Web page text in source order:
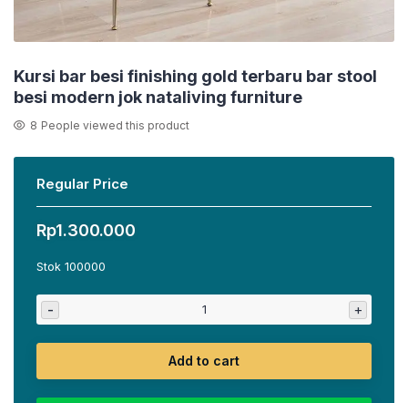
Kursi bar besi finishing gold terbaru bar stool
besi modern jok nataliving furniture
8 People viewed this product
Regular Price
Rp1.300.000
Stok 100000
- +
Add to cart